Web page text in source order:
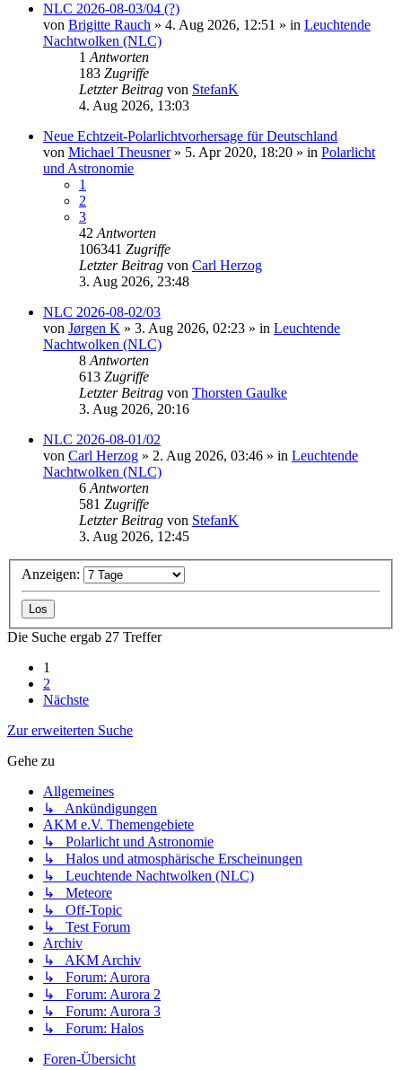
NLC 2026-08-03/04 (?)
von Brigitte Rauch » 4. Aug 2026, 12:51 » in Leuchtende
Nachtwolken (NLC)
1 Antworten
183 Zugriffe
Letzter Beitrag von StefanK
4. Aug 2026, 13:03
Neue Echtzeit-Polarlichtvorhersage für Deutschland
von Michael Theusner» 5. Apr 2020, 18:20 » in Polarlicht
und Astronomie
1
2
3
42 Antworten
106341 Zugriffe
Letzter Beitrag von Carl Herzog
3. Aug 2026, 23:48
NLC 2026-08-02/03
von Jørgen K » 3. Aug 2026, 02:23 » in Leuchtende
Nachtwolken (NLC)
8 Antworten
613 Zugriffe
Letzter Beitrag von Thorsten Gaulke
3. Aug 2026, 20:16
NLC 2026-08-01/02
von Carl Herzog » 2. Aug 2026, 03:46 » in Leuchtende
Nachtwolken (NLC)
6 Antworten
581 Zugriffe
Letzter Beitrag von StefanK
3. Aug 2026, 12:45
Anzeigen:
Die Suche ergab 27 Treffer
1
2
Nächste
Zur erweiterten Suche
Gehe zu
Allgemeines
↳ Ankündigungen
AKM e.V. Themengebiete
↳ Polarlicht und Astronomie
↳ Halos und atmosphärische Erscheinungen
↳ Leuchtende Nachtwolken (NLC)
↳ Meteore
↳ Off-Topic
↳ Test Forum
Archiv
↳ AKM Archiv
↳ Forum: Aurora
↳ Forum: Aurora 2
↳ Forum: Aurora 3
↳ Forum: Halos
Foren-Übersicht